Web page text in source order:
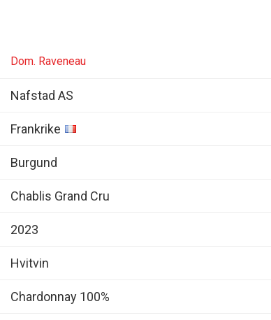
Dom. Raveneau
Nafstad AS
Frankrike
Burgund
Chablis Grand Cru
2023
Hvitvin
Chardonnay 100%